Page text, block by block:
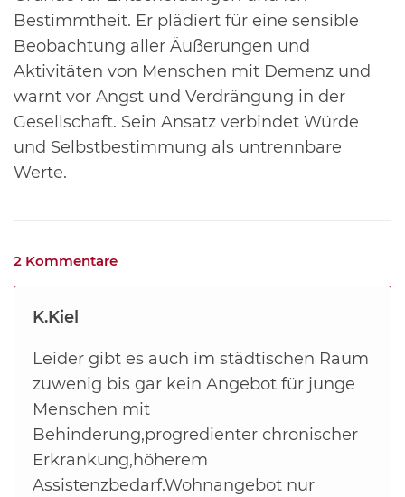
Bestimmtheit. Er plädiert für eine sensible
Beobachtung aller Äußerungen und
Aktivitäten von Menschen mit Demenz und
warnt vor Angst und Verdrängung in der
Gesellschaft. Sein Ansatz verbindet Würde
und Selbstbestimmung als untrennbare
Werte.
2 Kommentare
K.Kiel
Leider gibt es auch im städtischen Raum
zuwenig bis gar kein Angebot für junge
Menschen mit
Behinderung,progredienter chronischer
Erkrankung,höherem
Assistenzbedarf.Wohnangebot nur